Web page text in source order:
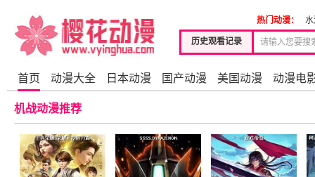
历史观看记录
热门动漫：
首页 动漫大全 日本动漫 国产动漫 美国动漫 动漫电
机战动漫推荐